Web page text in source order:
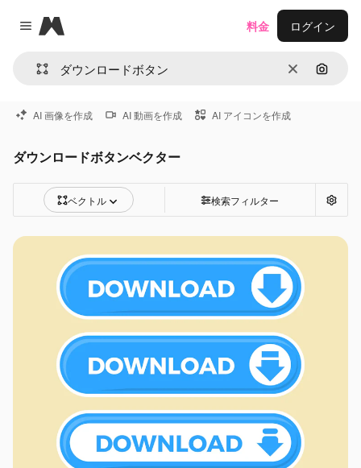
Close menu
Magnific
消去 画像で
料金 ログイン
AI 画像を作成 AI 動画を作成 AI アイコンを作成
ダウンロードボタンベクター
ベクトル 検索フィルター